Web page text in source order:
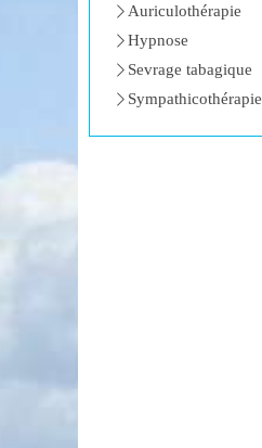
Auriculothérapie
Hypnose
Sevrage tabagique
Sympathicothérapie